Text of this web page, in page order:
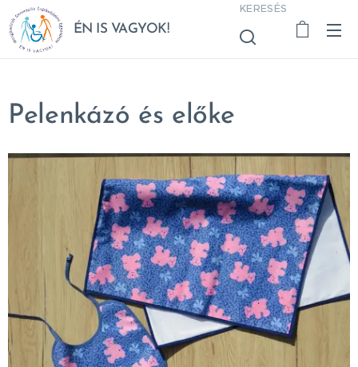
ÉN IS VAGYOK!
KERESÉS
Pelenkázó és előke